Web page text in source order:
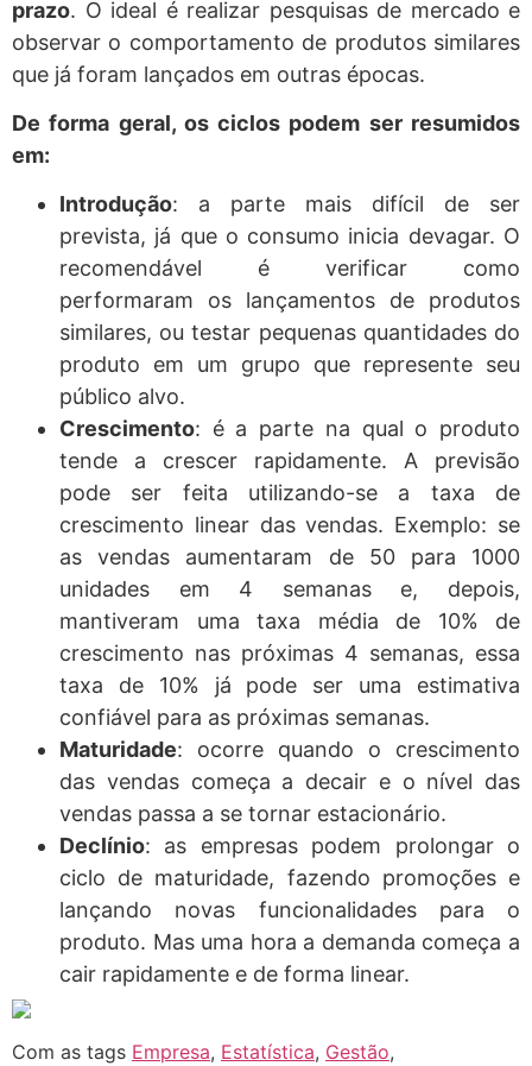
prazo. O ideal é realizar pesquisas de mercado e
observar o comportamento de produtos similares
que já foram lançados em outras épocas.
De forma geral, os ciclos podem ser resumidos
em:
Introdução: a parte mais difícil de ser
prevista, já que o consumo inicia devagar. O
recomendável é verificar como
performaram os lançamentos de produtos
similares, ou testar pequenas quantidades do
produto em um grupo que represente seu
público alvo.
Crescimento: é a parte na qual o produto
tende a crescer rapidamente. A previsão
pode ser feita utilizando-se a taxa de
crescimento linear das vendas. Exemplo: se
as vendas aumentaram de 50 para 1000
unidades em 4 semanas e, depois,
mantiveram uma taxa média de 10% de
crescimento nas próximas 4 semanas, essa
taxa de 10% já pode ser uma estimativa
confiável para as próximas semanas.
Maturidade: ocorre quando o crescimento
das vendas começa a decair e o nível das
vendas passa a se tornar estacionário.
Declínio: as empresas podem prolongar o
ciclo de maturidade, fazendo promoções e
lançando novas funcionalidades para o
produto. Mas uma hora a demanda começa a
cair rapidamente e de forma linear.
Com as tags Empresa, Estatística, Gestão,